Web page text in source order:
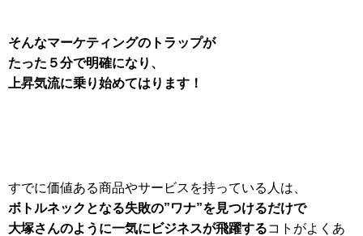
そんなマーケティングのトラップが
たった５分で明確になり、
上昇気流に乗り始めてはります！
すでに価値ある商品やサービスを持っている人は、
ボトルネックとなる失敗の”ワナ”を見つけるだけで
大塚さんのように一気にビジネスが飛躍するコトがよくあ